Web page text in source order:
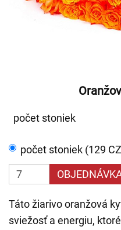
počet stoniek
počet stoniek (129
Táto žiarivo oranžová
sviežosť a energiu,